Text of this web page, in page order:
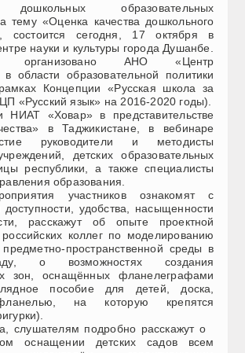
дошкольных образовательных
тему «Оценка качества дошкольного
состоится сегодня, 17 октября в
науки и культуры города Душанбе.
организовано АНО «Центр
в области образовательной политики
Концепции «Русская школа за
«Русский язык» на 2016-2020 годы).
НИАТ «Ховар» в представительстве
в Таджикистане, в вебинаре
руководители и методисты
детских образовательных
республики, а также специалисты
образования.
участников ознакомят с
доступности, удобства, насыщенности
расскажут об опыте проектной
российских коллег по моделированию
пространственной среды в
о возможностях создания
зон, оснащённых фланелеграфами
пособие для детей, доска,
на которую крепятся
слушателям подробно расскажут о
оснащении детских садов всем